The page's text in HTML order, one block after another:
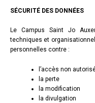
SÉCURITÉ DES DONNÉES
Le Campus Saint Jo
techniques et
personnelles contre :
l’accès non
la perte
la modification
la divulgation